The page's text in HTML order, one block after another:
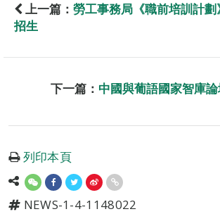
上一篇： 勞工事務局《職前培訓計
招生
下一篇： 中國與葡語國家智庫
列印本頁
NEWS-1-4-1148022